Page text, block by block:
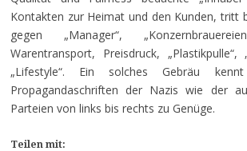
Kontakten zur Heimat und den Kunden, tritt
gegen „Manager“,
Warentransport, Preisdruck, „Plastikpulle“,
„Lifestyle“. Ein solches Gebräu
Propagandaschriften der Nazis wie der
Parteien von links bis rechts zu Genüge.
Teilen mit: